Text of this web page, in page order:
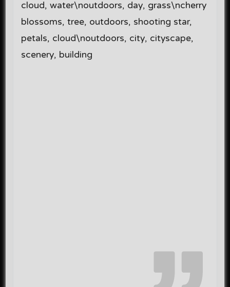
cloud, water\noutdoors, day, grass\ncherry
blossoms, tree, outdoors, shooting star,
petals, cloud\noutdoors, city, cityscape,
scenery, building